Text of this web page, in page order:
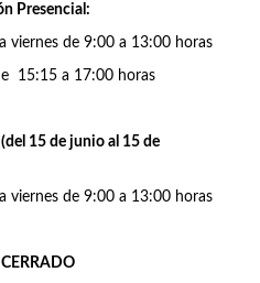
Presencial:
viernes de 9:00 a 13:00 horas
15:15 a 17:00 horas
15 de junio al 15 de
viernes de 9:00 a 13:00 horas